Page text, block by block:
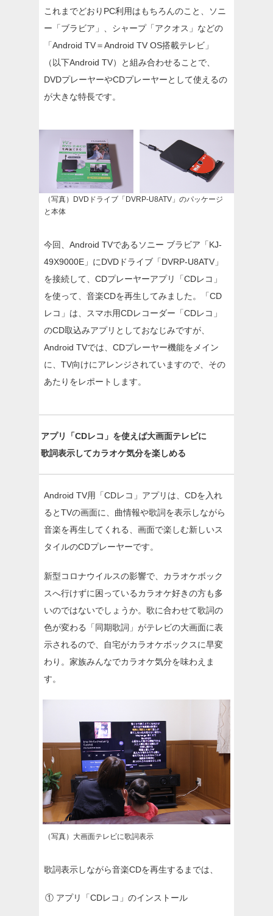
これまでどおりPC利用はもちろんのこと、ソニ
ー「ブラビア」、シャープ「アクオス」などの
「Android TV＝Android TV OS搭載テレビ」
（以下Android TV）と組み合わせることで、
DVDプレーヤーやCDプレーヤーとして使えるの
が大きな特長です。
（写真）DVDドライブ「DVRP-U8ATV」のパッケージ
と本体
今回、Android TVであるソニー ブラビア「KJ-
49X9000E」にDVDドライブ「DVRP-U8ATV」
を接続して、CDプレーヤーアプリ「CDレコ」
を使って、音楽CDを再生してみました。「CD
レコ」は、スマホ用CDレコーダー「CDレコ」
のCD取込みアプリとしておなじみですが、
Android TVでは、CDプレーヤー機能をメイン
に、TV向けにアレンジされていますので、その
あたりをレポートします。
アプリ「CDレコ」を使えば大画面テレビに
歌詞表示してカラオケ気分を楽しめる
Android TV用「CDレコ」アプリは、CDを入れ
るとTVの画面に、曲情報や歌詞を表示しながら
音楽を再生してくれる、画面で楽しむ新しいス
タイルのCDプレーヤーです。
新型コロナウイルスの影響で、カラオケボック
スへ行けずに困っているカラオケ好きの方も多
いのではないでしょうか。歌に合わせて歌詞の
色が変わる「同期歌詞」がテレビの大画面に表
示されるので、自宅がカラオケボックスに早変
わり。家族みんなでカラオケ気分を味わえま
す。
（写真）大画面テレビに歌詞表示
歌詞表示しながら音楽CDを再生するまでは、
① アプリ「CDレコ」のインストール